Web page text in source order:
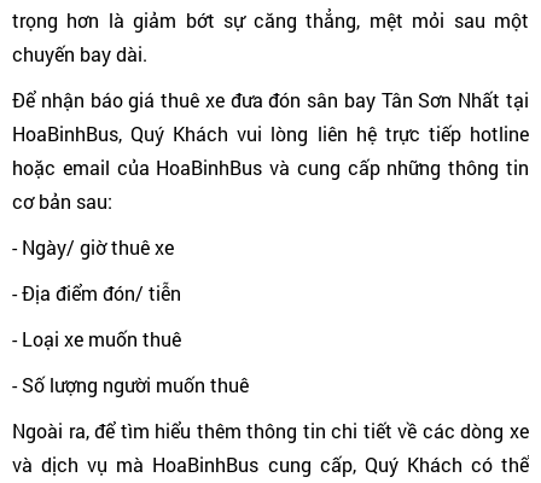
trọng hơn là giảm bớt sự căng thẳng, mệt mỏi sau một
chuyến bay dài.
Để nhận báo giá thuê xe đưa đón sân bay Tân Sơn Nhất tại
HoaBinhBus, Quý Khách vui lòng liên hệ trực tiếp hotline
hoặc email của HoaBinhBus và cung cấp những thông tin
cơ bản sau:
- Ngày/ giờ thuê xe
- Địa điểm đón/ tiễn
- Loại xe muốn thuê
- Số lượng người muốn thuê
Ngoài ra, để tìm hiểu thêm thông tin chi tiết về các dòng xe
và dịch vụ mà HoaBinhBus cung cấp, Quý Khách có thể